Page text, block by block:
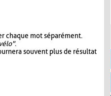
chaque mot séparément.
.
souvent plus de résultat